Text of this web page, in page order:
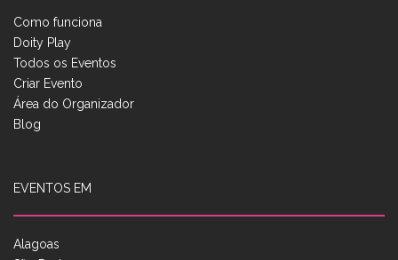
Como funciona
Doity Play
Todos os Eventos
Criar Evento
Área do Organizador
Blog
EVENTOS EM
Alagoas